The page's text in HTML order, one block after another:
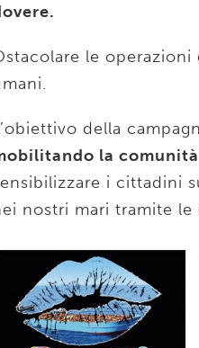
le
della
la
i cittadini
nostri mari tramite le